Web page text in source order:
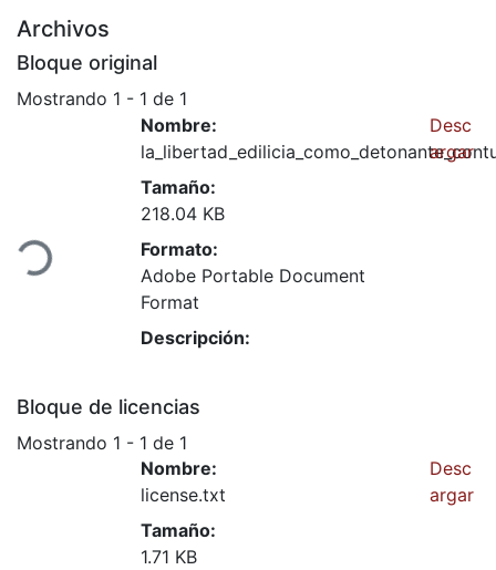
Archivos
Bloque original
Mostrando 1 - 1 de 1
Nombre:
Tamaño:
218.04 KB
Formato:
Adobe Portable Document
Format
Descripción:
Desc
argar
Bloque de licencias
Mostrando 1 - 1 de 1
Nombre:
license.txt
Tamaño:
1.71 KB
Desc
argar